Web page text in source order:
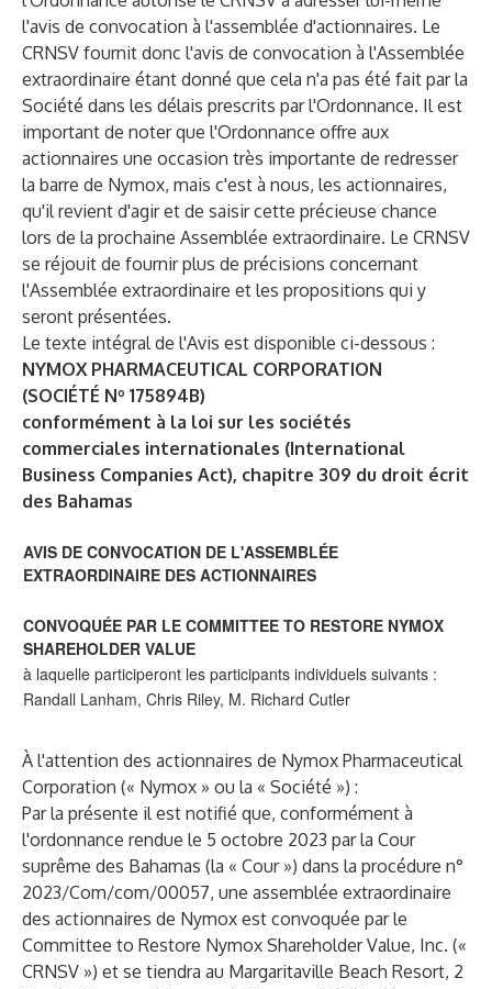
l'avis de convocation à l'assemblée d'actionnaires. Le
CRNSV fournit donc l'avis de convocation à l'Assemblée
extraordinaire étant donné que cela n'a pas été fait par la
Société dans les délais prescrits par l'Ordonnance. Il est
important de noter que l'Ordonnance offre aux
actionnaires une occasion très importante de redresser
la barre de Nymox, mais c'est à nous, les actionnaires,
qu'il revient d'agir et de saisir cette précieuse chance
lors de la prochaine Assemblée extraordinaire. Le CRNSV
se réjouit de fournir plus de précisions concernant
l'Assemblée extraordinaire et les propositions qui y
seront présentées.
Le texte intégral de l'Avis est disponible ci-dessous :
NYMOX PHARMACEUTICAL CORPORATION
(SOCIÉTÉ Nº 175894B)
conformément à la loi sur les sociétés
commerciales internationales (International
Business Companies Act), chapitre 309 du droit écrit
des Bahamas
AVIS DE CONVOCATION DE L'ASSEMBLÉE
EXTRAORDINAIRE DES ACTIONNAIRES
CONVOQUÉE PAR LE COMMITTEE TO RESTORE NYMOX
SHAREHOLDER VALUE
à laquelle participeront les participants individuels suivants :
Randall Lanham, Chris Riley, M. Richard Cutler
À l'attention des actionnaires de Nymox Pharmaceutical
Corporation (« Nymox » ou la « Société ») :
Par la présente il est notifié que, conformément à
l'ordonnance rendue le 5 octobre 2023 par la Cour
suprême des Bahamas (la « Cour ») dans la procédure n°
2023/Com/com/00057, une assemblée extraordinaire
des actionnaires de Nymox est convoquée par le
Committee to Restore Nymox Shareholder Value, Inc. («
CRNSV ») et se tiendra au Margaritaville Beach Resort, 2